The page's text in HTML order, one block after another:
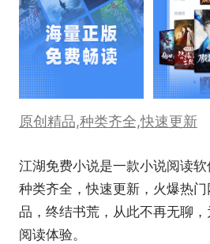
原创精品,种类齐全,快速更新
江湖免费小说是一款小说阅读软
种类齐全，快速更新，火爆热
品，终结书荒，从此不再无聊
阅读体验。